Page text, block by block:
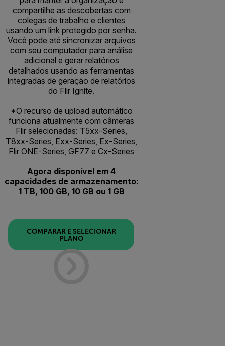
compartilhe as descobertas com
colegas de trabalho e clientes
usando um link protegido por senha.
Você pode até sincronizar arquivos
com seu computador para análise
adicional e gerar relatórios
detalhados usando as ferramentas
integradas de geração de relatórios
do Flir Ignite.
*O recurso de upload automático
funciona atualmente com câmeras
Flir selecionadas: T5xx-Series,
T8xx-Series, Exx-Series, Ex-Series,
Flir ONE-Series, GF77 e Cx-Series
Agora disponível em 4
capacidades de armazenamento:
1 TB, 100 GB, 10 GB ou 1 GB
COMPARAR E SELECIONAR
PLANO